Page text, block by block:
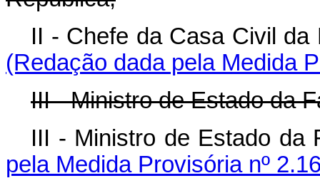
II - Chefe da Casa
(Redação dada pela Medida
III - Ministro de Estado da
III - Ministro de
pela Medida Provisória nº